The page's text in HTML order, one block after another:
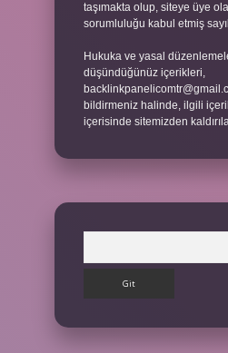
taşımakta olup, siteye üye
sorumluluğu kabul etmiş
Hukuka ve yasal
düşündüğünüz içerikleri,
bildirmeniz halinde, ilgili
içerisinde sitemizden